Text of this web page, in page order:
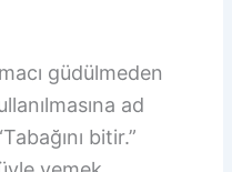
güdülmeden
ad
bitir.”